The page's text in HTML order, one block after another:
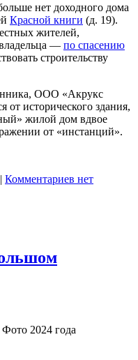
нет доходного дома
Красной книги (д. 19).
жителей,
— по спасению
строительству
ООО «Акрукс
от исторического здания,
жилой дом вдвое
от «инстанций».
| Комментариев нет
2024 года